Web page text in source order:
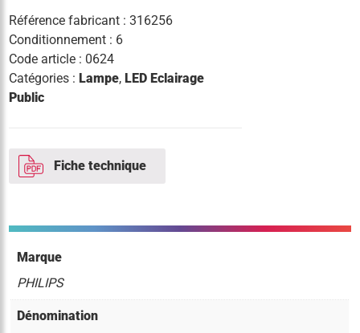
e27
2800lm
Référence fabricant :316256
Conditionnement : 6
Code article : 0624
Catégories : Lampe, LED Eclairage
Public
Fiche technique
Marque
PHILIPS
Dénomination